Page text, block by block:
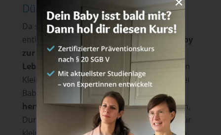
Dürfen Babys Mayo essen?
Da selbstgemachte Mayonnaise rohe Eier
enthält,
raten wir bei Mayonnaise fürs Baby
zur Vorsicht:Mayo solltest du im 1.
Lebensjahr nicht anbieten
, sondern erst im
Kleinkindalter. Warum? Rohe Eier können bei
Babys eine
Salmonellen-Infektion
hervorrufen. Diese äußert sich in Erbrechen,
Durchfall, Bauschmerzen oder Fieber, was für